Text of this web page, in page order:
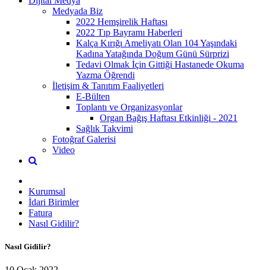
Medyada Biz
2022 Hemşirelik Haftası
2022 Tıp Bayramı Haberleri
Kalça Kırığı Ameliyatı Olan 104 Yaşındaki
Kadına Yatağında Doğum Günü Sürprizi
Tedavi Olmak İçin Gittiği Hastanede Okuma
Yazma Öğrendi
İletişim & Tanıtım Faaliyetleri
E-Bülten
Toplantı ve Organizasyonlar
Organ Bağış Haftası Etkinliği - 2021
Sağlık Takvimi
Fotoğraf Galerisi
Video
Kurumsal
İdari Birimler
Fatura
Nasıl Gidilir?
Nasıl Gidilir?